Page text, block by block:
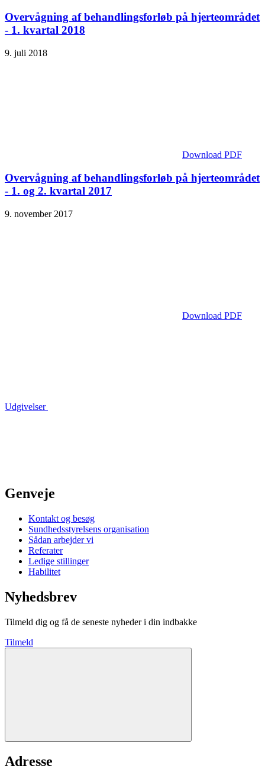
Overvågning af behandlingsforløb på hjerteområdet
- 1. kvartal 2018
9. juli 2018
Download PDF
Overvågning af behandlingsforløb på hjerteområdet
- 1. og 2. kvartal 2017
9. november 2017
Download PDF
Udgivelser
Genveje
Kontakt og besøg
Sundhedsstyrelsens organisation
Sådan arbejder vi
Referater
Ledige stillinger
Habilitet
Nyhedsbrev
Tilmeld dig og få de seneste nyheder i din indbakke
Tilmeld
Adresse